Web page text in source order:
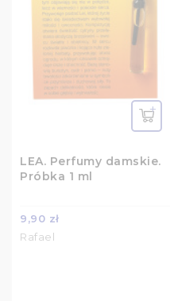
LEA. Perfumy damskie.
Próbka 1 ml
9,90 zł
Rafael